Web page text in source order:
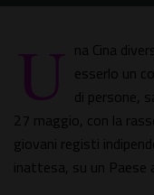
U na Cina
esserlo un
di persone,
27 maggio, con la
giovani registi
inattesa, su un Paese